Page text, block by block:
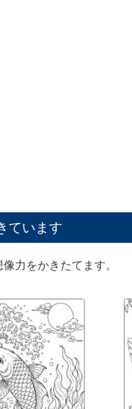
ています
力をかきたてます。